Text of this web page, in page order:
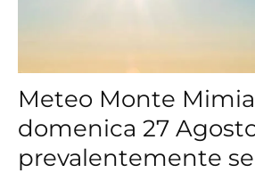
Meteo Monte
domenica 27
prevalentemente